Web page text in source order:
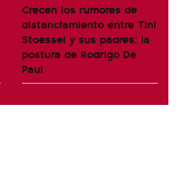
Crecen los rumores de
distanciamiento entre Tini
Stoessel y sus padres: la
postura de Rodrigo De
Paul